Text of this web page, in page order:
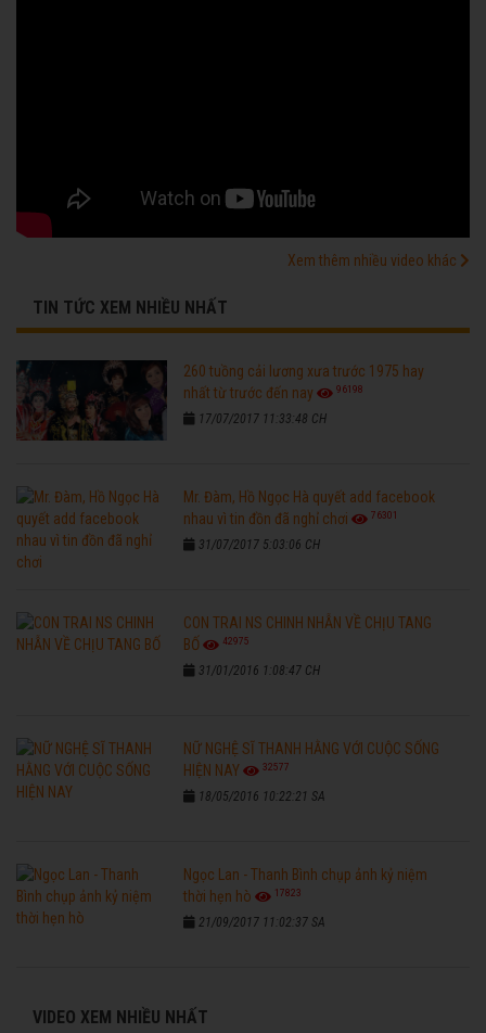
Xem thêm nhiều video khác
TIN TỨC XEM NHIỀU NHẤT
260 tuồng cải lương xưa trước 1975 hay
nhất từ trước đến nay
96198
17/07/2017 11:33:48 CH
Mr. Đàm, Hồ Ngọc Hà quyết add facebook
nhau vì tin đồn đã nghỉ chơi
76301
31/07/2017 5:03:06 CH
CON TRAI NS CHINH NHẪN VỀ CHỊU TANG
BỐ
42975
31/01/2016 1:08:47 CH
NỮ NGHỆ SĨ THANH HẰNG VỚI CUỘC SỐNG
HIỆN NAY
32577
18/05/2016 10:22:21 SA
Ngọc Lan - Thanh Bình chụp ảnh kỷ niệm
thời hẹn hò
17823
21/09/2017 11:02:37 SA
VIDEO XEM NHIỀU NHẤT